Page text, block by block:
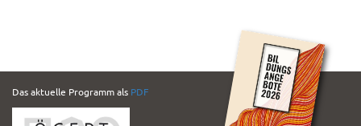
PDF
Folder
Das aktuelle Programm als PDF